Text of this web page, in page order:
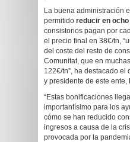
La buena administración
permitido reducir en
consistorios pagan por
el precio final en 38€/tn,
del coste del resto de
Comunitat, que en
122€/tn”, ha destacado el
y presidente de este ente,
“Estas bonificaciones
importantísimo para los
cómo se han reducido
ingresos a causa de la
provocada por la